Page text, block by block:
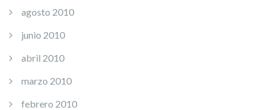
agosto 2010
junio 2010
abril 2010
marzo 2010
febrero 2010